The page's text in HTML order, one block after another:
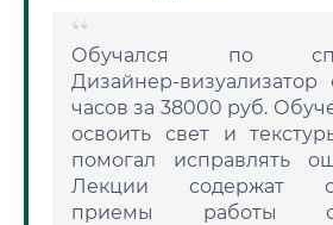
Обучался по
Дизайнер-
часов за 38000 руб.
освоить свет и
помогал исправлять
Лекции содержат
приемы работы